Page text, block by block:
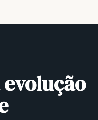
evolução